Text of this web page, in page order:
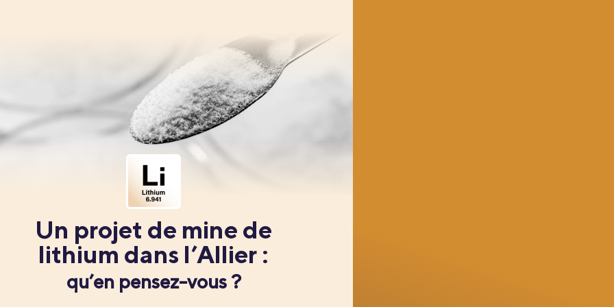
Un projet de mine de
lithium dans l’Allier :
qu’en pensez-vous ?